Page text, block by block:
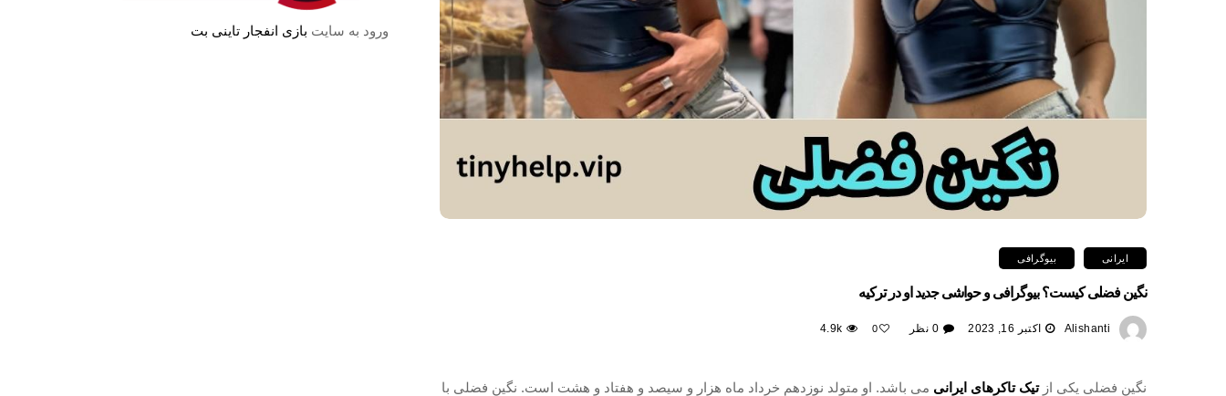
ایرانی بیوگرافی
نگین فضلی کیست؟ بیوگرافی و حواشی جدید او در ترکیه
Alishanti اکتبر 16, 2023 0 نظر 0
4.9k
نگین فضلی یکی ازتیک تاکرهای ایرانی می باشد. او متولد نوزدهم خرداد ماه هزار و سیصد و هفتاد و هشت است. نگین فضلی با
ورود به سایت بازی انفجار تاینی بت